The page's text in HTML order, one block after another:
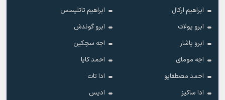
ابراهیم ارکال
ابراهیم تاتلیسس
ابرو پولات
ابرو گوندش
ابرو یاشار
اجه سچکین
اجه مومای
احمد کایا
احمد مصطفایو
ادا تات
ادا ساکیز
ادیس